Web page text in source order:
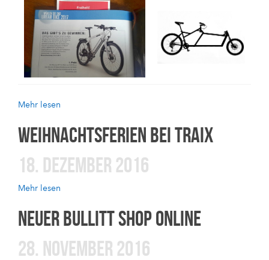
Mehr lesen
WEIHNACHTSFERIEN BEI TRAIX
18. DEZEMBER 2016
Mehr lesen
NEUER BULLITT SHOP ONLINE
28. NOVEMBER 2016